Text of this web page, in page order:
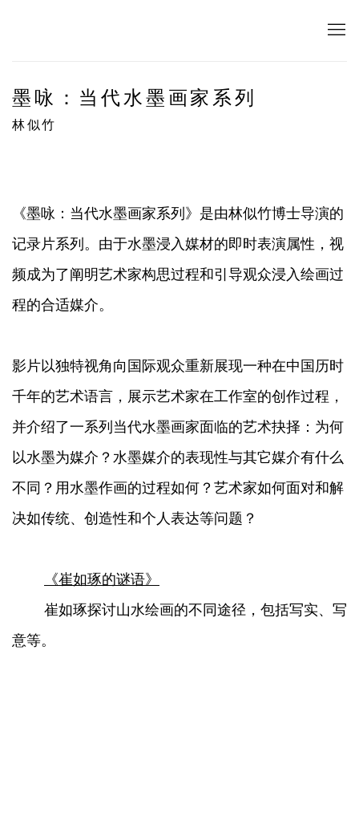
墨咏：当代水墨画家系列
林似竹
《墨咏：当代水墨画家系列》是由林似竹博士导演的
记录片系列。由于水墨浸入媒材的即时表演属性，视
频成为了阐明艺术家构思过程和引导观众浸入绘画过
程的合适媒介。
影片以独特视角向国际观众重新展现一种在中国历时
千年的艺术语言，展示艺术家在工作室的创作过程，
并介绍了一系列当代水墨画家面临的艺术抉择：为何
以水墨为媒介？水墨媒介的表现性与其它媒介有什么
不同？用水墨作画的过程如何？艺术家如何面对和解
决如传统、创造性和个人表达等问题？
《崔如琢的谜语》
崔如琢探讨山水绘画的不同途径，包括写实、写
意等。